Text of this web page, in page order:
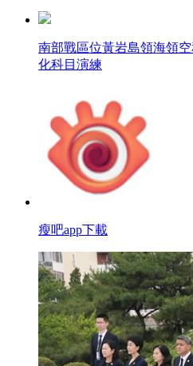
南部戰區位黃岩島領海領
化科目演練
瘦吧app下載